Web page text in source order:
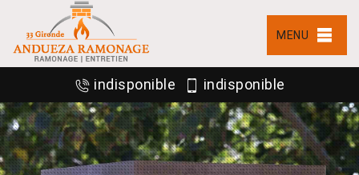
MENU
indisponible indisponible